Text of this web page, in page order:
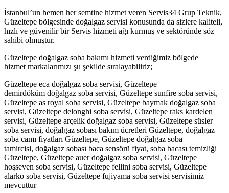
İstanbul’un hemen her semtine hizmet veren Servis34 Grup Teknik,
Güzeltepe bölgesinde doğalgaz servisi konusunda da sizlere kaliteli,
hızlı ve güvenilir bir Servis hizmeti ağı kurmuş ve sektöründe söz
sahibi olmuştur.
Güzeltepe doğalgaz soba bakımı hizmeti verdiğimiz bölgede
hizmet markalarımızı şu şekilde sıralayabiliriz;
Güzeltepe eca doğalgaz soba servisi, Güzeltepe
demirdöküm doğalgaz soba servisi, Güzeltepe sunfire soba servisi,
Güzeltepe as royal soba servisi, Güzeltepe baymak doğalgaz soba
servisi, Güzeltepe delonghi soba servisi, Güzeltepe raks kardelen
servisi, Güzeltepe arçelik doğalgaz soba servisi, Güzeltepe süsler
soba servisi, doğalgaz sobası bakım ücretleri Güzeltepe, doğalgaz
soba camı fiyatları Güzeltepe, Güzeltepe doğalgaz soba
tamircisi, doğalgaz sobası baca sensörü fiyat, soba bacası temizliği
Güzeltepe, Güzeltepe auer doğalgaz soba servisi, Güzeltepe
hoşseven soba servisi, Güzeltepe fellini soba servisi, Güzeltepe
alarko soba servisi, Güzeltepe fujiyama soba servisi servisimiz
mevcuttur